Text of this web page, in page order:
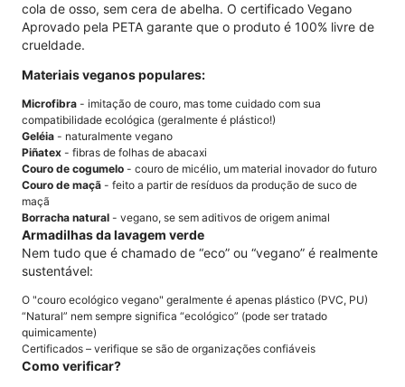
cola de osso, sem cera de abelha. O certificado Vegano
Aprovado pela PETA garante que o produto é 100% livre de
crueldade.
Materiais veganos populares:
Microfibra - imitação de couro, mas tome cuidado com sua
compatibilidade ecológica (geralmente é plástico!)
Geléia - naturalmente vegano
Piñatex - fibras de folhas de abacaxi
Couro de cogumelo - couro de micélio, um material inovador do futuro
Couro de maçã - feito a partir de resíduos da produção de suco de
maçã
Borracha natural - vegano, se sem aditivos de origem animal
Armadilhas da lavagem verde
Nem tudo que é chamado de “eco” ou “vegano” é realmente
sustentável:
O "couro ecológico vegano" geralmente é apenas plástico (PVC, PU)
“Natural” nem sempre significa “ecológico” (pode ser tratado
quimicamente)
Certificados – verifique se são de organizações confiáveis
Como verificar?